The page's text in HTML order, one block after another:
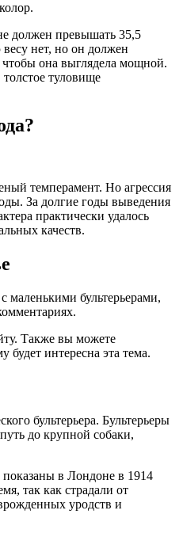
должен превышать 35,5
нет, но он должен
чтобы она выглядела мощной.
туловище
темперамент. Но агрессия
За долгие годы выведения
практически удалось
качеств.
маленькими бультерьерами,
Также вы можете
будет интересна эта тема.
бультерьера. Бультерьеры
до крупной собаки,
в Лондоне в 1914
так как страдали от
уродств и